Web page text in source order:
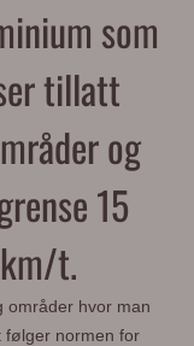
som
tillatt
og
15
t.
områder hvor man
følger normen for